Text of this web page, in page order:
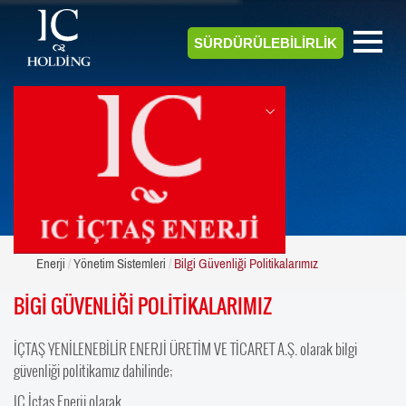
SÜRDÜRÜLEBİLİRLİK
ENERJİ
Enerji Yönetim Sistemleri Bilgi Güvenliği Politikalarımız
BİGİ GÜVENLİĞİ POLİTİKALARIMIZ
İÇTAŞ YENİLENEBİLİR ENERJİ ÜRETİM VE TİCARET A.Ş. olarak bilgi
güvenliği politikamız dahilinde;
IC İçtaş Enerji olarak,